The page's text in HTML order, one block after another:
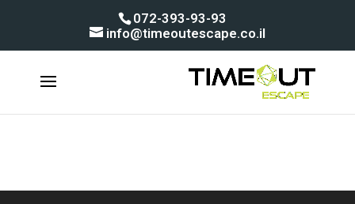
072-393-93-93
info@timeoutescape.co.il